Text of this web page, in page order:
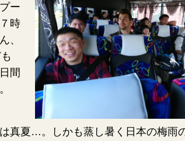
ー
時
、
間
真夏…。しかも蒸し暑く日本の梅雨